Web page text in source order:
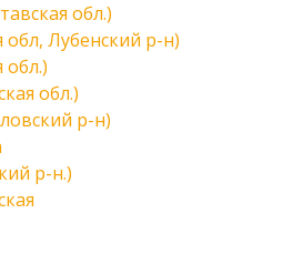
обл.)
обл, Лубенский р-н)
обл.)
обл.)
р-н)
р-н.)